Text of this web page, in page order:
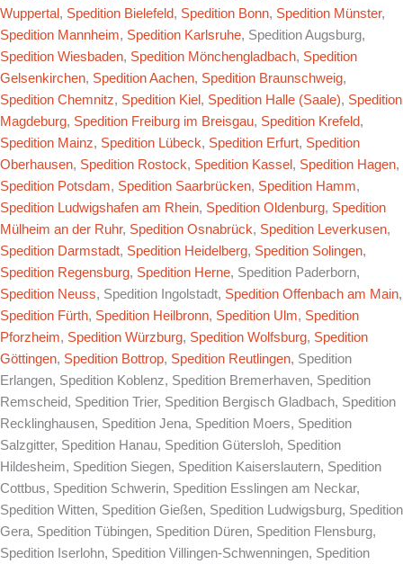
Wuppertal, Spedition Bielefeld, Spedition Bonn, Spedition Münster,
Spedition Mannheim, Spedition Karlsruhe, Spedition Augsburg,
Spedition Wiesbaden, Spedition Mönchengladbach, Spedition
Gelsenkirchen, Spedition Aachen, Spedition Braunschweig,
Spedition Chemnitz, Spedition Kiel, Spedition Halle (Saale), Spedition
Magdeburg, Spedition Freiburg im Breisgau, Spedition Krefeld,
Spedition Mainz, Spedition Lübeck, Spedition Erfurt, Spedition
Oberhausen, Spedition Rostock, Spedition Kassel, Spedition Hagen,
Spedition Potsdam, Spedition Saarbrücken, Spedition Hamm,
Spedition Ludwigshafen am Rhein, Spedition Oldenburg, Spedition
Mülheim an der Ruhr, Spedition Osnabrück, Spedition Leverkusen,
Spedition Darmstadt, Spedition Heidelberg, Spedition Solingen,
Spedition Regensburg, Spedition Herne, Spedition Paderborn,
Spedition Neuss, Spedition Ingolstadt, Spedition Offenbach am Main,
Spedition Fürth, Spedition Heilbronn, Spedition Ulm, Spedition
Pforzheim, Spedition Würzburg, Spedition Wolfsburg, Spedition
Göttingen, Spedition Bottrop, Spedition Reutlingen, Spedition
Erlangen, Spedition Koblenz, Spedition Bremerhaven, Spedition
Remscheid, Spedition Trier, Spedition Bergisch Gladbach, Spedition
Recklinghausen, Spedition Jena, Spedition Moers, Spedition
Salzgitter, Spedition Hanau, Spedition Gütersloh, Spedition
Hildesheim, Spedition Siegen, Spedition Kaiserslautern, Spedition
Cottbus, Spedition Schwerin, Spedition Esslingen am Neckar,
Spedition Witten, Spedition Gießen, Spedition Ludwigsburg, Spedition
Gera, Spedition Tübingen, Spedition Düren, Spedition Flensburg,
Spedition Iserlohn, Spedition Villingen-Schwenningen, Spedition